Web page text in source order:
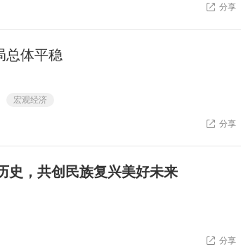
分享
总体平稳
宏观经济
分享
史，共创民族复兴美好未来
分享